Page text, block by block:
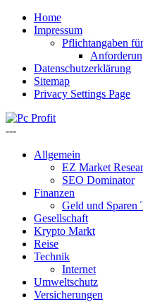
Home
Impressum
Pflichtangaben
Datenschutzerklärung
Sitemap
Privacy Settings Page
---
Allgemein
EZ Market
SEO Dominator
Finanzen
Geld und Sparen
Gesellschaft
Krypto Markt
Reise
Technik
Internet
Umweltschutz
Versicherungen